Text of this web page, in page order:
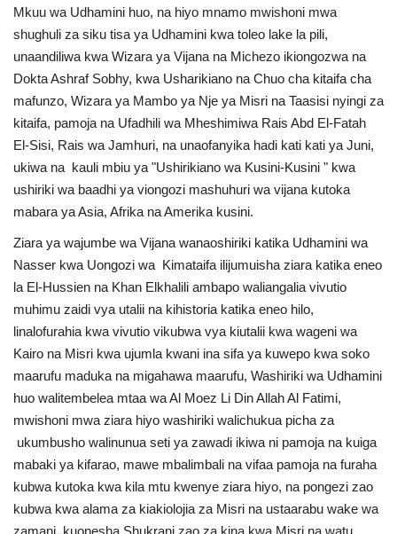
Nyaraka na Marejeleo
Waanzilishi
Raia wa ulimwengu mzima
Nyaraka
Nafasi
Washiriki
Video
Maonyesho
Wadhamini
Language
English
French Arabic
Mkuu wa Udhamini huo, na hiyo mnamo mwishoni mwa
shughuli za siku tisa ya Udhamini kwa toleo lake la pili,
unaandiliwa kwa Wizara ya Vijana na Michezo ikiongozwa na
Dokta Ashraf Sobhy, kwa Usharikiano na Chuo cha kitaifa cha
mafunzo, Wizara ya Mambo ya Nje ya Misri na Taasisi nyingi za
kitaifa, pamoja na Ufadhili wa Mheshimiwa Rais Abd El-Fatah
El-Sisi, Rais wa Jamhuri, na unaofanyika hadi kati kati ya Juni,
ukiwa na kauli mbiu ya "Ushirikiano wa Kusini-Kusini " kwa
ushiriki wa baadhi ya viongozi mashuhuri wa vijana kutoka
mabara ya Asia, Afrika na Amerika kusini.
Ziara ya wajumbe wa Vijana wanaoshiriki katika Udhamini wa
Nasser kwa Uongozi wa Kimataifa ilijumuisha ziara katika eneo
la El-Hussien na Khan Elkhalili ambapo waliangalia vivutio
muhimu zaidi vya utalii na kihistoria katika eneo hilo,
linalofurahia kwa vivutio vikubwa vya kiutalii kwa wageni wa
Kairo na Misri kwa ujumla kwani ina sifa ya kuwepo kwa soko
maarufu maduka na migahawa maarufu, Washiriki wa Udhamini
huo walitembelea mtaa wa Al Moez Li Din Allah Al Fatimi,
mwishoni mwa ziara hiyo washiriki walichukua picha za
ukumbusho walinunua seti ya zawadi ikiwa ni pamoja na kuiga
mabaki ya kifarao, mawe mbalimbali na vifaa pamoja na furaha
kubwa kutoka kwa kila mtu kwenye ziara hiyo, na pongezi zao
kubwa kwa alama za kiakiolojia za Misri na ustaarabu wake wa